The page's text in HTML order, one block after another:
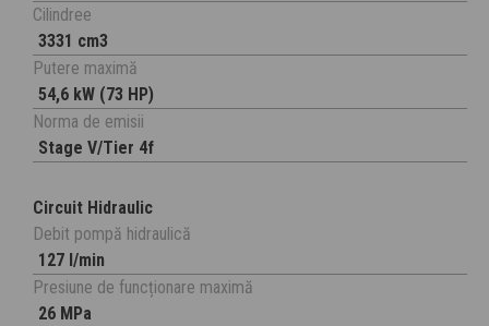
Cilindree
3331 cm3
Putere maximă
54,6 kW (73 HP)
Norma de emisii
Stage V/Tier 4f
Circuit Hidraulic
Debit pompă hidraulică
127 l/min
Presiune de funcționare maximă
26 MPa